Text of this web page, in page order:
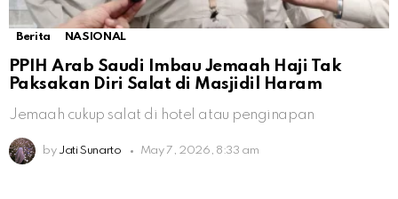
Berita NASIONAL
PPIH Arab Saudi Imbau Jemaah Haji Tak
Paksakan Diri Salat di Masjidil Haram
Jemaah cukup salat di hotel atau penginapan
by Jati Sunarto May 7, 2026, 8:33 am